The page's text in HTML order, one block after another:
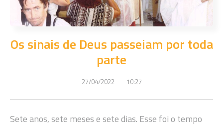
Os sinais de Deus passeiam por toda
parte
27/04/2022 10:27
Sete anos, sete meses e sete dias. Esse foi o tempo